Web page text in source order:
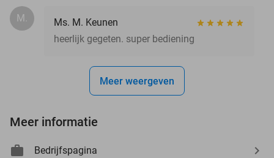
M.
Ms. M. Keunen
heerlijk gegeten. super bediening
Meer weergeven
Meer informatie
Bedrijfspagina